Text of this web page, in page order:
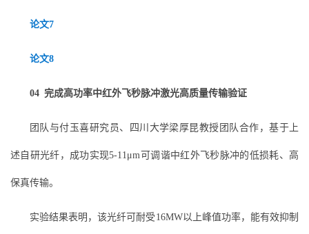
论文7
论文8
04 完成高功率中红外飞秒脉冲激光高质量传输验证
团队与付玉喜研究员、四川大学梁厚昆教授团队合作，基于上
述自研光纤，成功实现5-11μm可调谐中红外飞秒脉冲的低损耗、高
保真传输。
实验结果表明，该光纤可耐受16MW以上峰值功率，能有效抑制